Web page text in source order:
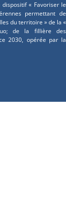
« Favoriser le
permettant de
du territoire » de la «
de la fillière des
2030, opérée par la